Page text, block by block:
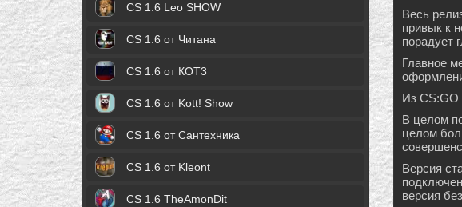
CS 1.6 Leo SHOW
CS 1.6 от Читана
CS 1.6 от КОТ3
CS 1.6 от Kott! Show
CS 1.6 от Сантехника
CS 1.6 от Kleont
CS 1.6 TheAmonDit
Весь
привык к
порадует
Главное
Из CS:GO
В целом
целом
Версия
версия